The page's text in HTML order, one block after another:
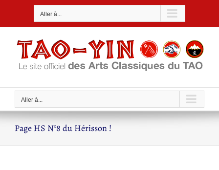
Aller à...
Aller à...
Page HS N°8 du Hérisson !